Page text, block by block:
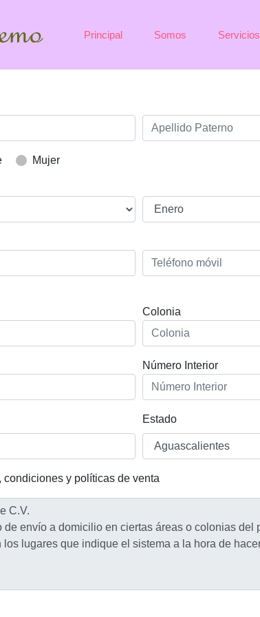
Principal Somos Servicios
Mujer
Colonia
Número Interior
Estado
condiciones y políticas de venta